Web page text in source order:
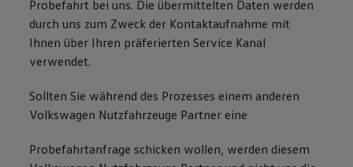
Probefahrt bei uns. Die übermittelten Daten werden
durch uns zum Zweck der Kontaktaufnahme mit
Ihnen über Ihren präferierten Service Kanal
verwendet.
Sollten Sie während des Prozesses einem anderen
Volkswagen Nutzfahrzeuge Partner eine
Probefahrtanfrage schicken wollen, werden diesem